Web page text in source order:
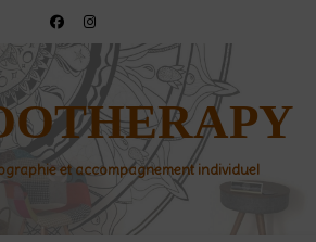
et accompagnement individuel